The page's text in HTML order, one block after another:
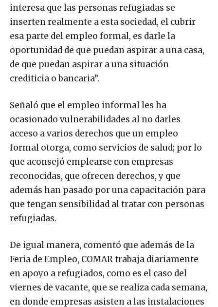
interesa que las personas refugiadas se
inserten realmente a esta sociedad, el cubrir
esa parte del empleo formal, es darle la
oportunidad de que puedan aspirar a una casa,
de que puedan aspirar a una situación
crediticia o bancaria”.
Señaló que el empleo informal les ha
ocasionado vulnerabilidades al no darles
acceso a varios derechos que un empleo
formal otorga, como servicios de salud; por lo
que aconsejó emplearse con empresas
reconocidas, que ofrecen derechos, y que
además han pasado por una capacitación para
que tengan sensibilidad al tratar con personas
refugiadas.
De igual manera, comentó que además de la
Feria de Empleo, COMAR trabaja diariamente
en apoyo a refugiados, como es el caso del
viernes de vacante, que se realiza cada semana,
en donde empresas asisten a las instalaciones